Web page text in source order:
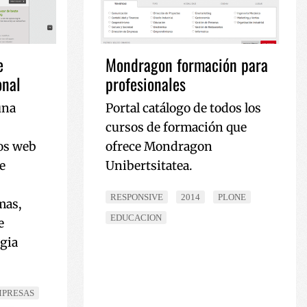
web
Mondragon formación para
profesionales
Portal catálogo de todos los
cursos de formación que
ofrece Mondragon
Unibertsitatea.
RESPONSIVE 2014
PLONE
EDUCACION
erabiltzen
beren
erabiltzen
Script.com
eta
baimenari
pribatutasun
etorkizuneko
direla
erabiltzen
beren
bat ezartzen
analisia